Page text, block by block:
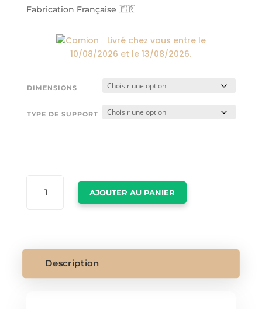
Fabrication Française 🇫🇷
Livré chez vous entre le
10/08/2026 et le13/08/2026.
DIMENSIONS
TYPE DE SUPPORT
AJOUTER AU PANIER
Description